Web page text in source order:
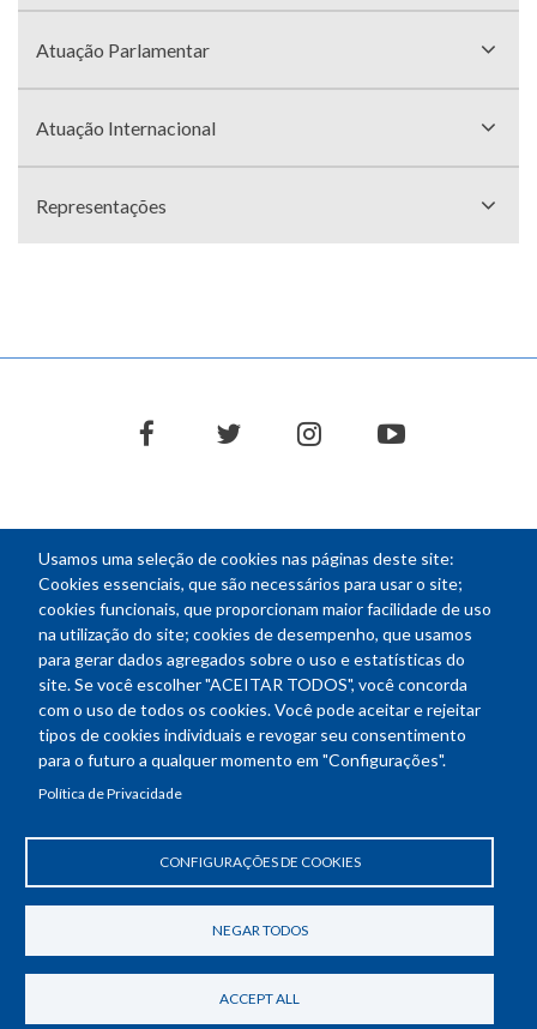
Usamos uma seleção de cookies nas páginas deste site:
Cookies essenciais, que são necessários para usar o site;
cookies funcionais, que proporcionam maior facilidade de uso
na utilização do site; cookies de desempenho, que usamos
para gerar dados agregados sobre o uso e estatísticas do
site. Se você escolher "ACEITAR TODOS", você concorda
com o uso de todos os cookies. Você pode aceitar e rejeitar
tipos de cookies individuais e revogar seu consentimento
para o futuro a qualquer momento em "Configurações".
Política de Privacidade
CONFIGURAÇÕES DE COOKIES
NEGAR TODOS
ACCEPT ALL
Atuação Parlamentar
Atuação Internacional
Representações
facebooktwitter instagramyoutube
NEWSLETTER
Endereço: SEPN 508, Bloco A
70740-541 - Brasília-DF
Horário de funcionamento: das 8h30 às 18h30
Política de Privacidade
Revogar consentimento de cookies